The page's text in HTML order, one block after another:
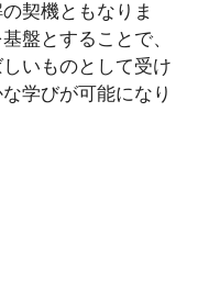
契機ともなりま
盤とすることで、
いものとして受け
学びが可能になり